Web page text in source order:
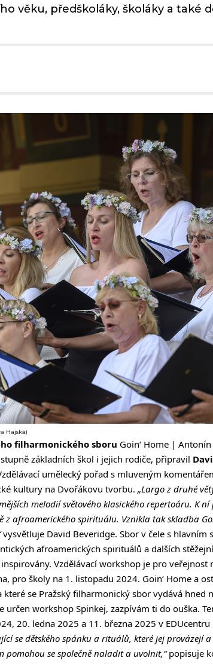
věku, předškoláky, školáky a také
Hajská)
filharmonického sboru Goin‘ Home |
základních škol i jejich rodiče, připravil
umělecký pořad s mluveným
kultury na Dvořákovu tvorbu. „Largo z druhé
melodií světového klasického repertoáru. K
z afroamerického spirituálu. Vznikla tak skladba
vysvětluje David Beveridge. Sbor v čele s hlavním
afroamerických spirituálů a dalších
Vzdělávací workshop je pro veřejnost
pro školy na 1. listopadu 2024. Goin‘ Home a
se Pražský filharmonický sbor vydává hned
workshop Spinkej, zazpívám ti do ouška.
20. ledna 2025 a 11. března 2025 v EDUcentru
se dětského spánku a rituálů, které jej provázejí
pomohou se společně naladit a uvolnit,“popisuje